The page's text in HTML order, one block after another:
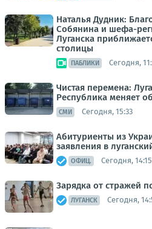
Наталья Дудник:
Собянина и шефа-
Луганска
столицы
ПАБЛИКИ Сегодня,
Чистая перемена:
Республика меняет
СМИ Сегодня, 15:33
Абитуриенты из
заявления в
ОФИЦ. Сегодня, 14:15
Зарядка от стражей
ЛУГАНСК Сегодня,